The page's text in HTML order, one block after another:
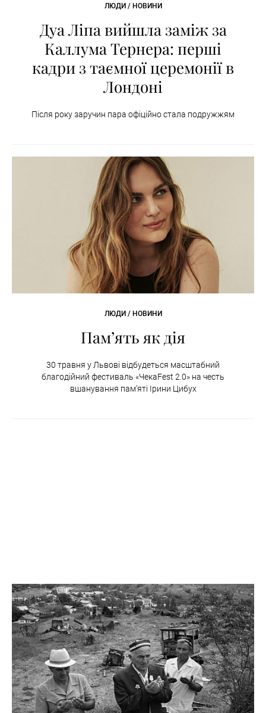
ЛЮДИ / НОВИНИ
Дуа Ліпа вийшла заміж за
Каллума Тернера: перші
кадри з таємної церемонії в
Лондоні
Після року заручин пара офіційно стала подружжям
ЛЮДИ / НОВИНИ
Пам’ять як дія
30 травня у Львові відбудеться масштабний
благодійний фестиваль «ЧекаFest 2.0» на честь
вшанування пам’яті Ірини Цибух